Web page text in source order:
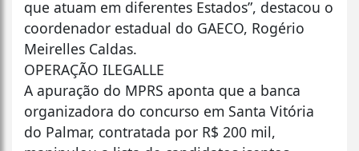
que atuam em diferentes Estados”, destacou o
coordenador estadual do GAECO, Rogério
Meirelles Caldas.
OPERAÇÃO ILEGALLE
A apuração do MPRS aponta que a banca
organizadora do concurso em Santa Vitória
do Palmar, contratada por R$ 200 mil,